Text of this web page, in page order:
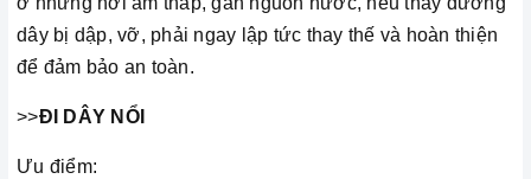
dây bị dập, vỡ, phải ngay lập tức thay thế và hoàn thiện
để đảm bảo an toàn.
>>ÐI DÂY NỔI
Ưu điểm: